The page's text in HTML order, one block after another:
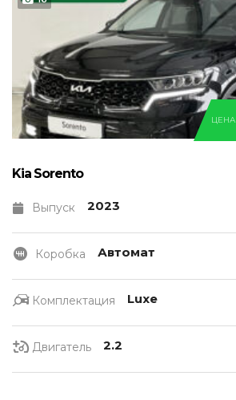
ЦЕНА
Kia Sorento
Выпуск 2023
Коробка Автомат
Комплектация Luxe
Двигатель 2.2